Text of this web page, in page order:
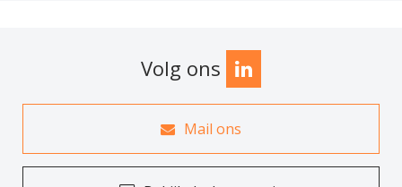
Volg ons
Mail ons